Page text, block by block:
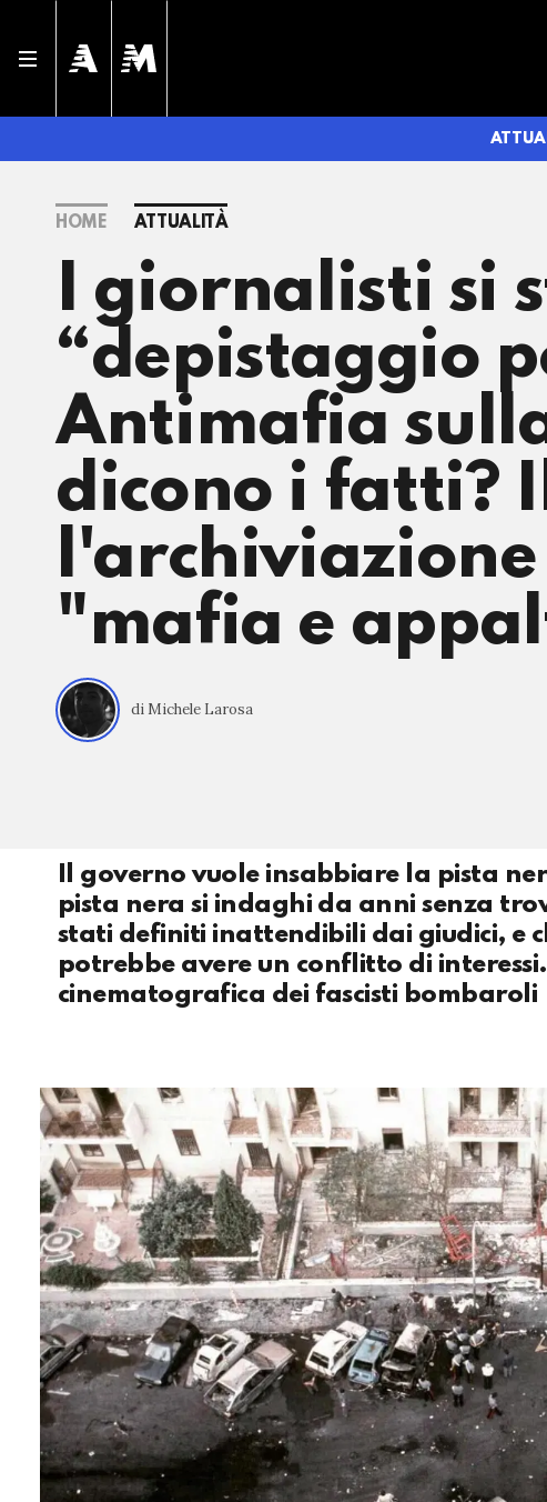
HOME ATTUALITÀ
I giornalisti si
“depistaggio
Antimafia
dicono i fatti?
l'archiviazione
"mafia e
di Michele Larosa
Il governo vuole insabbiare la pista
pista nera si indaghi da anni senza
stati definiti inattendibili dai giudici, e
potrebbe avere un conflitto di
cinematografica dei fascisti bombaroli